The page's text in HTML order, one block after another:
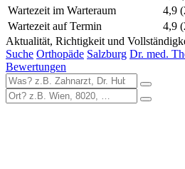
Wartezeit im Warteraum
4,9
Wartezeit auf Termin
4,9
Aktualität, Richtigkeit und
Suche Orthopäde Salzburg Dr. med.
Bewertungen